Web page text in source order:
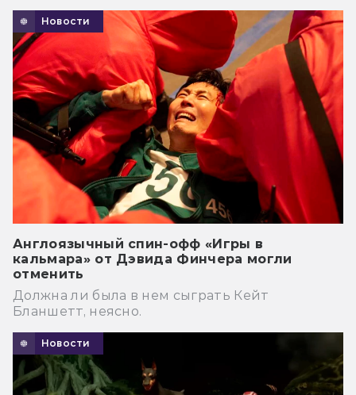
Новости
Англоязычный спин-офф «Игры в
кальмара» от Дэвида Финчера могли
отменить
Должна ли была в нем сыграть Кейт
Бланшетт, неясно.
Новости